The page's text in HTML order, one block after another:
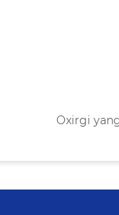
Oxirgi